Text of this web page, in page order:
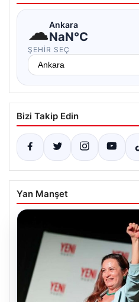
☁Ankara
NaN°C
ŞEHIR SEÇ
Bizi Takip Edin
Yan Manşet